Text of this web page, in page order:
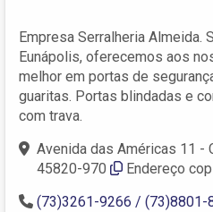
Empresa Serralheria Almeida.
Eunápolis, oferecemos aos
melhor em portas de
guaritas. Portas blindadas e
com trava.
Avenida das Américas 11 -
45820-970
Endereço
(73)3261-9266 / (73)8801-